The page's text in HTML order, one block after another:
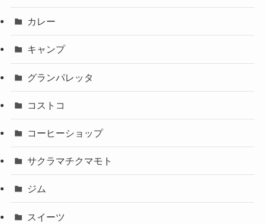
カレー
キャンプ
グランパレッタ
コストコ
コーヒーショップ
サクラマチクマモト
ジム
スイーツ